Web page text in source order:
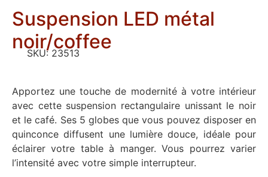
Suspension LED métal
noir/coffee
SKU: 23513
Apportez une touche de modernité à votre intérieur
avec cette suspension rectangulaire unissant le noir
et le café. Ses 5 globes que vous pouvez disposer en
quinconce diffusent une lumière douce, idéale pour
éclairer votre table à manger. Vous pourrez varier
l’intensité avec votre simple interrupteur.